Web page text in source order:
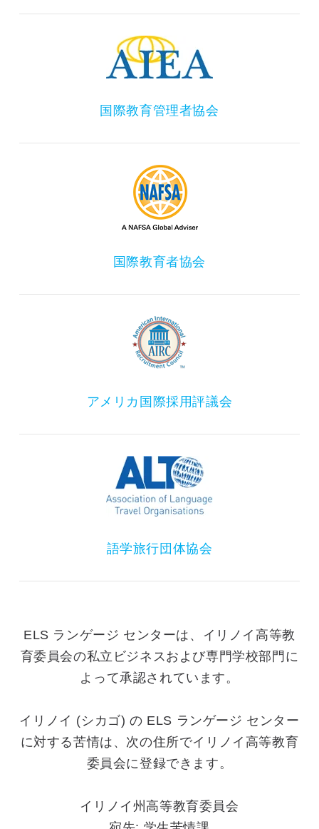
国際教育管理者協会
国際教育者協会
アメリカ国際採用評議会
語学旅行団体協会
ELS ランゲージ センターは、イリノイ高等教
育委員会の私立ビジネスおよび専門学校部門に
よって承認されています。
イリノイ (シカゴ) の ELS ランゲージ センター
に対する苦情は、次の住所でイリノイ高等教育
委員会に登録できます。
イリノイ州高等教育委員会